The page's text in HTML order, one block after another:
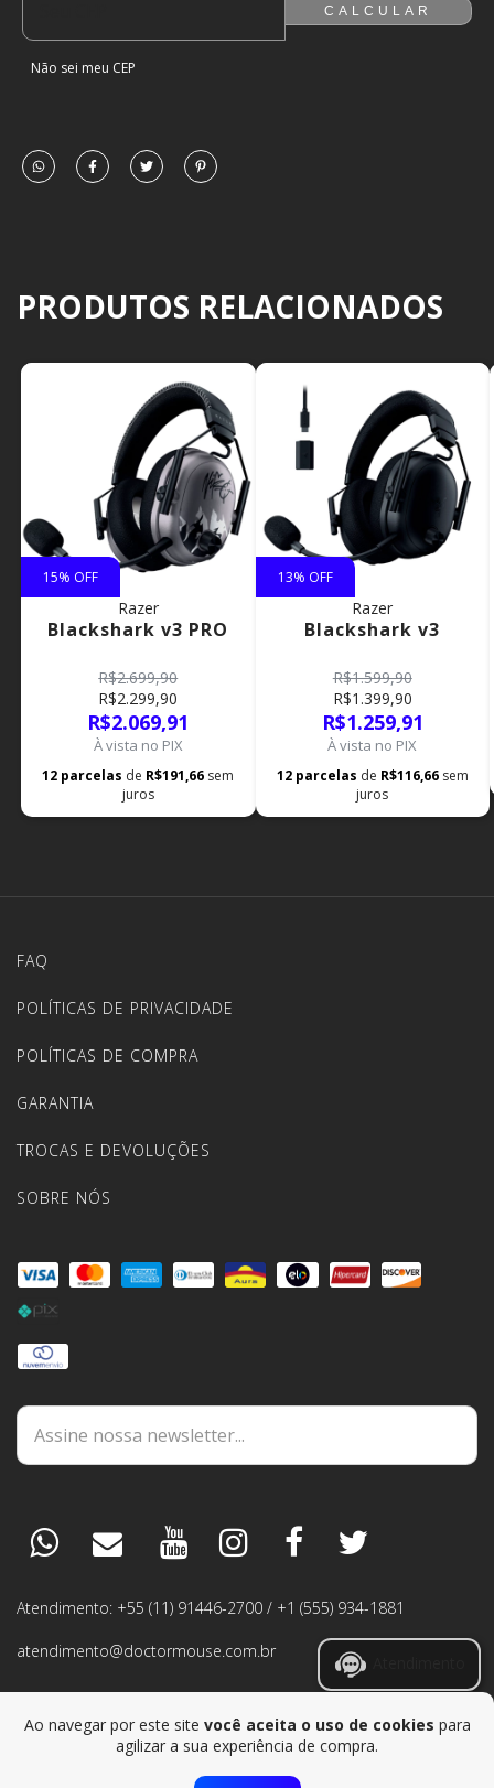
Ao navegar por este site você aceita o uso de cookies para
agilizar a sua experiência de compra.
ALTERAR CEP
CALCULAR
Não sei meu CEP
PRODUTOS RELACIONADOS
15% OFF
Razer
Blackshark v3 PRO
R$2.699,90
R$2.299,90
R$2.069,91
À vista no PIX
12 parcelas de R$191,66 sem
juros
13% OFF
Razer
Blackshark v3
R$1.599,90
R$1.399,90
R$1.259,91
À vista no PIX
12 parcelas de R$116,66 sem
juros
FAQ
POLÍTICAS DE PRIVACIDADE
POLÍTICAS DE COMPRA
GARANTIA
TROCAS E DEVOLUÇÕES
SOBRE NÓS
Atendimento: +55 (11) 91446-2700 / +1 (555) 934-1881
atendimento@doctormouse.com.br
DÚVIDAS
GARANTIA